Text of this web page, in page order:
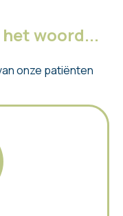
woord...
onze patiënten